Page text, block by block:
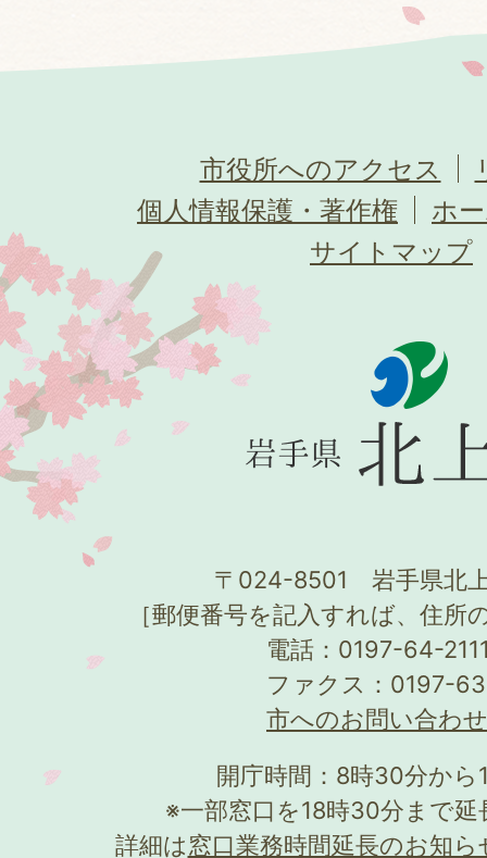
市役所へのアクセス
個人情報保護・著作権
ホ
サイトマップ
〒024-8501 岩手県北
［郵便番号を記入すれば、住所
電話：0197-64-
ファクス：0197-
市へのお問い合わ
開庁時間：8時30分か
※一部窓口を18時30分まで
詳細は窓口業務時間延長のお知ら